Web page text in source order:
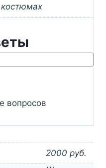
костюмах
вопросов
2000 руб.